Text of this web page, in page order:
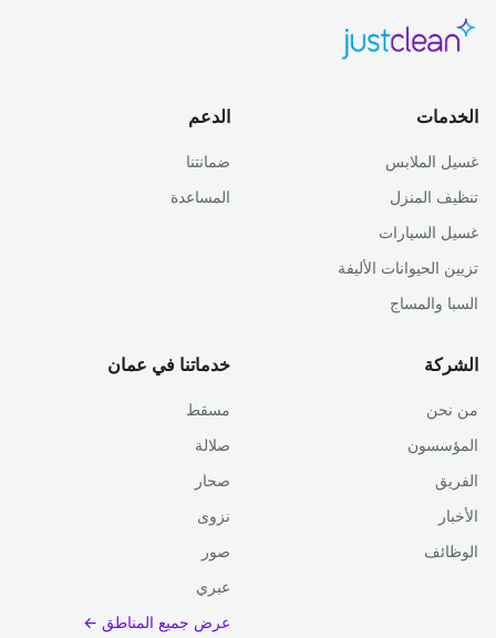
الخدمات
غسيل الملابس
تنظيف المنزل
غسيل السيارات
تزيين الحيوانات الأليفة
السبا والمساج
الدعم
ضمانتنا
المساعدة
الشركة
من نحن
المؤسسون
الفريق
الأخبار
الوظائف
خدماتنا في عمان
مسقط
صلالة
صحار
نزوى
صور
عبري
عرض جميع المناطق ←